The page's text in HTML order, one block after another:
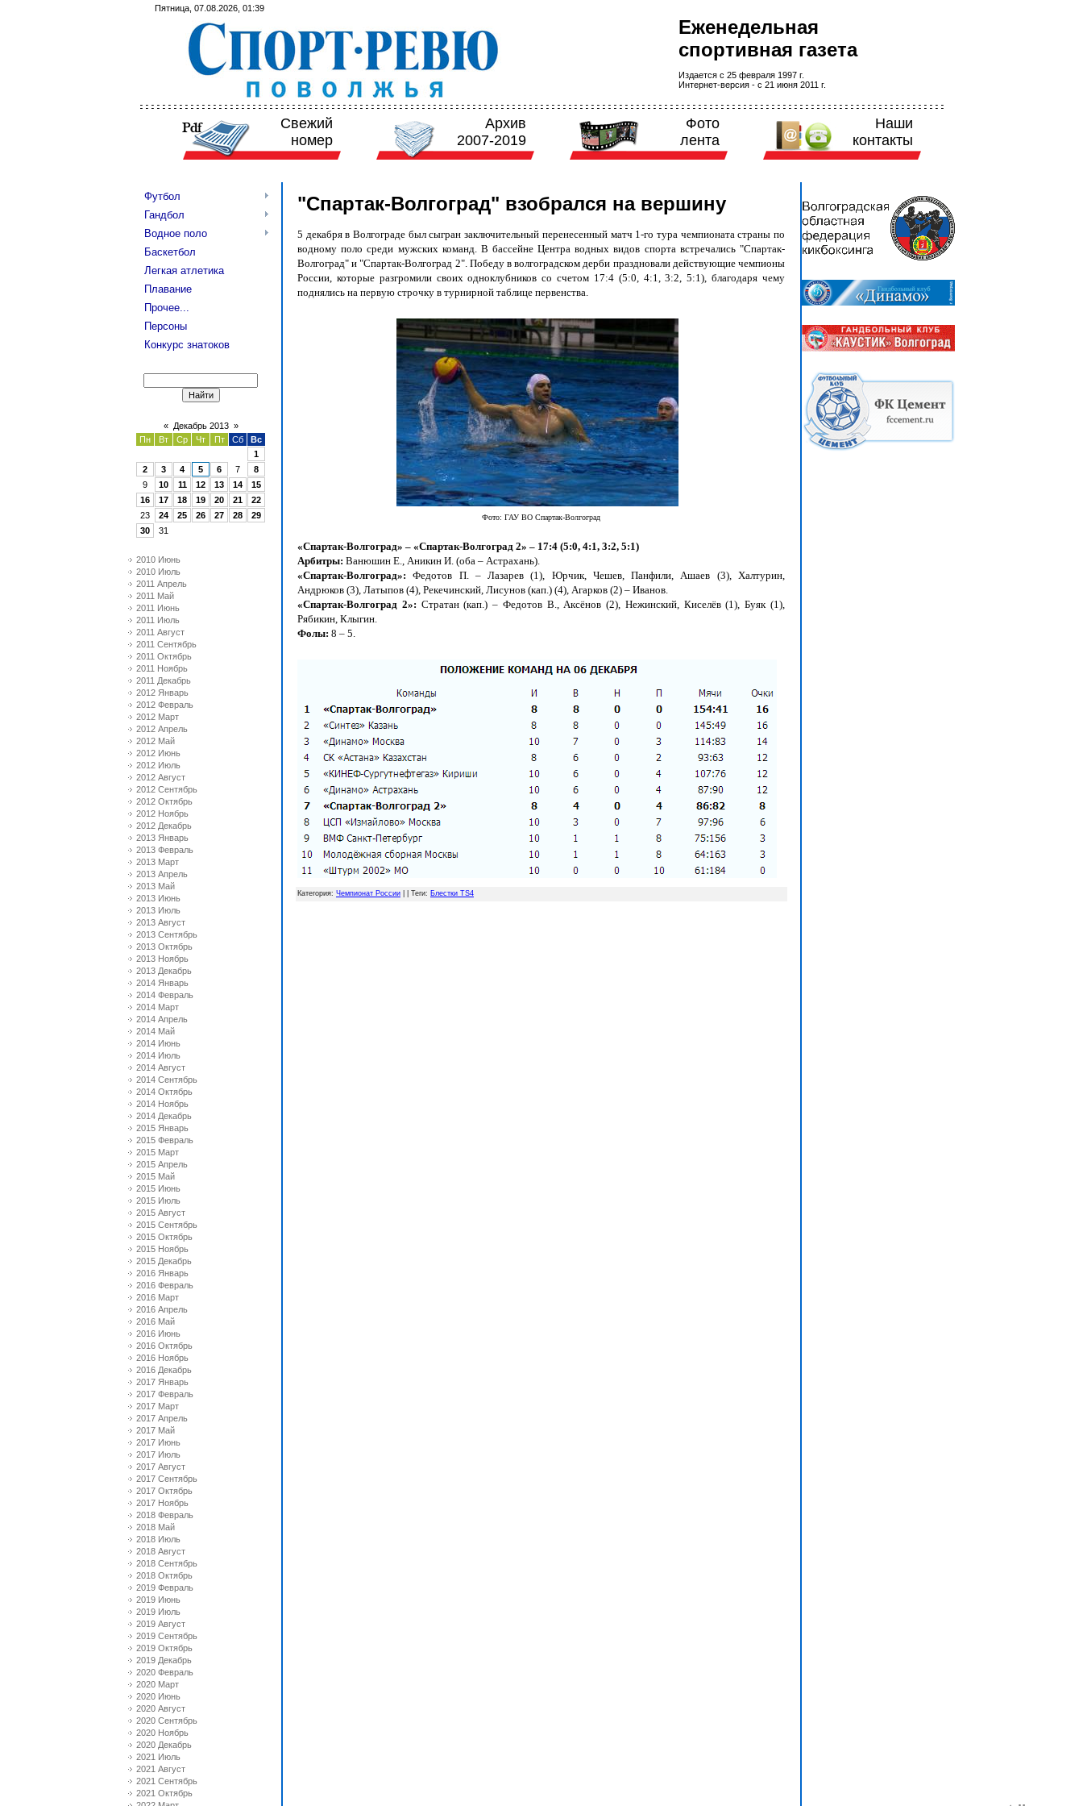
Пятница, 07.08.2026, 01:39
Еженедельная
спортивная газета
Издается с 25 февраля 1997 г.
Интернет-версия - с 21 июня 2011 г.
Свежий
номер
Архив
2007-2019
Фото
лента
Наши
контакты
Футбол
Гандбол
Водное поло
Баскетбол
Легкая атлетика
Плавание
Прочее...
Персоны
Конкурс знатоков
« Декабрь 2013 »
Пн
Вт Ср Чт Пт Сб
Вс
1
2
3 4 5 6 7
8
9
10 11 12 13 14
15
16
17 18 19 20 21
22
23
24 25 26 27 28
29
30
31
2010 Июнь
2010 Июль
2011 Апрель
2011 Май
2011 Июнь
2011 Июль
2011 Август
2011 Сентябрь
2011 Октябрь
2011 Ноябрь
2011 Декабрь
2012 Январь
2012 Февраль
2012 Март
2012 Апрель
2012 Май
2012 Июнь
2012 Июль
2012 Август
2012 Сентябрь
2012 Октябрь
2012 Ноябрь
2012 Декабрь
2013 Январь
2013 Февраль
2013 Март
2013 Апрель
2013 Май
2013 Июнь
2013 Июль
2013 Август
2013 Сентябрь
2013 Октябрь
2013 Ноябрь
2013 Декабрь
2014 Январь
2014 Февраль
2014 Март
2014 Апрель
2014 Май
2014 Июнь
2014 Июль
2014 Август
2014 Сентябрь
2014 Октябрь
2014 Ноябрь
2014 Декабрь
2015 Январь
2015 Февраль
2015 Март
2015 Апрель
2015 Май
2015 Июнь
2015 Июль
2015 Август
2015 Сентябрь
2015 Октябрь
2015 Ноябрь
2015 Декабрь
2016 Январь
2016 Февраль
2016 Март
2016 Апрель
2016 Май
2016 Июнь
2016 Октябрь
2016 Ноябрь
2016 Декабрь
2017 Январь
2017 Февраль
2017 Март
2017 Апрель
2017 Май
2017 Июнь
2017 Июль
2017 Август
2017 Сентябрь
2017 Октябрь
2017 Ноябрь
2018 Февраль
2018 Май
2018 Июль
2018 Август
2018 Сентябрь
2018 Октябрь
2019 Февраль
2019 Июнь
2019 Июль
2019 Август
2019 Сентябрь
2019 Октябрь
2019 Декабрь
2020 Февраль
2020 Март
2020 Июнь
2020 Август
2020 Сентябрь
2020 Ноябрь
2020 Декабрь
2021 Июль
2021 Август
2021 Сентябрь
2021 Октябрь
"Спартак-Волгоград" взобрался на вершину
5 декабря в Волгограде был сыгран заключительный перенесенный матч 1-го тура чемпионата страны по
водному поло среди мужских команд. В бассейне Центра водных видов спорта встречались "Спартак-
Волгоград" и "Спартак-Волгоград 2". Победу в волгоградском дерби праздновали действующие чемпионы
России, которые разгромили своих одноклубников со счетом 17:4 (5:0, 4:1, 3:2, 5:1), благодаря чему
поднялись на первую строчку в турнирной таблице первенства.
Фото: ГАУ ВО Спартак-Волгоград
«Спартак-Волгоград» – «Спартак-Волгоград 2» – 17:4 (5:0, 4:1, 3:2, 5:1)
Арбитры: Ванюшин Е., Аникин И. (оба – Астрахань).
«Спартак-Волгоград»:
Федотов П. – Лазарев (1), Юрчик, Чешев, Панфили, Ашаев (3), Халтурин,
Андрюков (3), Латыпов (4), Рекечинский, Лисунов (кап.) (4), Агарков (2) – Иванов.
«Спартак-Волгоград 2»: Стратан (кап.) – Федотов В., Аксёнов (2), Нежинский, Киселёв (1), Буяк (1),
Рябикин, Клыгин.
Фолы: 8 – 5.
Категория: Чемпионат России Теги: Блестки TS4